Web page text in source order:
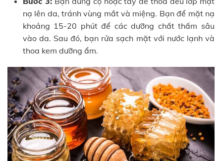
nạ lên da, tránh vùng mắt và miệng. Bạn để mặt nạ
khoảng 15-20 phút để các dưỡng chất thấm sâu
vào da. Sau đó, bạn rửa sạch mặt với nước lạnh và
thoa kem dưỡng ẩm.